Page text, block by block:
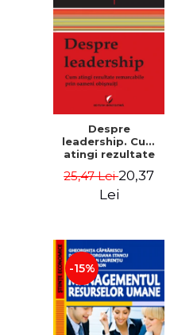
Despre
leadership. Cum
atingi rezultate
oameni obisnuiti
25,47 Lei20,37
Lei
-15%